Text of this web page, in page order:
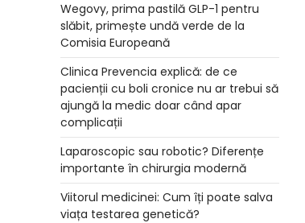
Wegovy, prima pastilă GLP-1 pentru
slăbit, primește undă verde de la
Comisia Europeană
Clinica Prevencia explică: de ce
pacienții cu boli cronice nu ar trebui să
ajungă la medic doar când apar
complicații
Laparoscopic sau robotic? Diferențe
importante în chirurgia modernă
Viitorul medicinei: Cum îți poate salva
viața testarea genetică?